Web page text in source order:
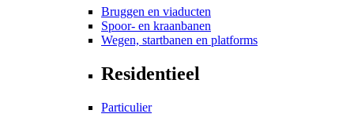
Bruggen en viaducten
Spoor- en kraanbanen
Wegen, startbanen en platforms
Residentieel
Particulier